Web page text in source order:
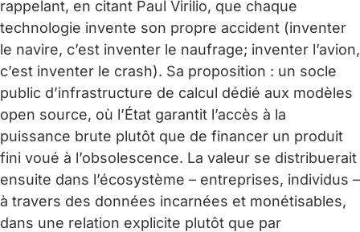
rappelant, en citant Paul Virilio, que chaque
technologie invente son propre accident (inventer
le navire, c’est inventer le naufrage; inventer l’avion,
c’est inventer le crash). Sa proposition : un socle
public d’infrastructure de calcul dédié aux modèles
open source, où l’État garantit l’accès à la
puissance brute plutôt que de financer un produit
fini voué à l’obsolescence. La valeur se distribuerait
ensuite dans l’écosystème – entreprises, individus –
à travers des données incarnées et monétisables,
dans une relation explicite plutôt que par